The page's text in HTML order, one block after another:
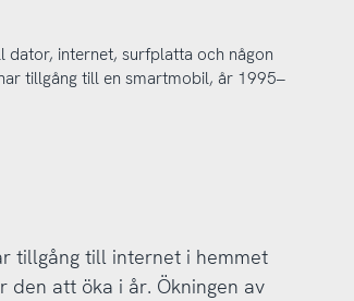
dator, internet, surfplatta och någon
tillgång till en smartmobil, år 1995–
tillgång till internet i hemmet
den att öka i år. Ökningen av